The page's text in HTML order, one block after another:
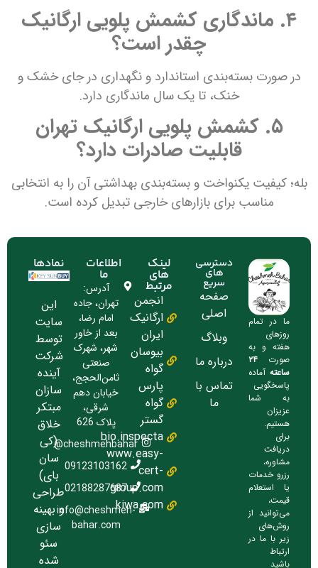
۴. ماندگاری کشمش پلویی ارگانیک
چقدر است؟
در صورت بسته‌بندی استاندارد و نگهداری در جای خشک و
خنک، تا یک سال ماندگاری دارد.
۵. کشمش پلویی ارگانیک تهران
قابلیت صادرات دارد؟
بله؛ کیفیت یکنواخت و بسته‌بندی بهداشتی آن را به انتخابی
مناسب برای بازارهای خارجی تبدیل کرده است.
ما در تمام
روزهای
هفته و به
صورت ۲۴
ساعته آماده
پاسخگویی
به شما
عزیزان
هستیم.
برای
دریافت
مشاوره،
رزرو خدمات
یا استعلام
قیمت،
می‌توانید از
روش‌های
زیر با ما در
ارتباط
باشید
دسترسی
های
سریع
صفحه
اصلی
وبلاگ
درباره ما
تماس با
ما
لینک
های
مرتبط
انجمن
ارگانیک
ایران
بیوسان
گواه
پارس
گواه
گستر
bio.inspecta
www.easy-
cert-
group.com
kiwa.com
اطلاعات
ما
آدرس:
تهران، جاده
امام رضا،
بعد از خاور
شهر، شهرک
صنعتی
ثامن‌الحجج،
خیابان دهم
شرقی،
پلاک 626
cheshmehbahar@
09123103162
02188287687
info@cheshmeh-
bahar.com
نمادها
این
سایت
توسط
شرکت
آینده
سازان
مبتکر
خلاق
(کی
سان
بای)
طراحی
و بهینه
سازی
سئو
شده